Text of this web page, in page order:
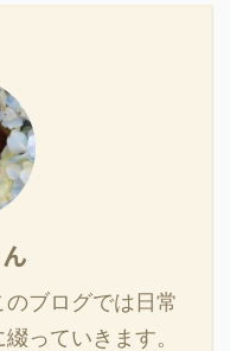
ブログでは日常
っていきます。